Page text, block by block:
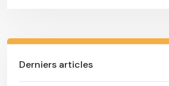
Derniers articles